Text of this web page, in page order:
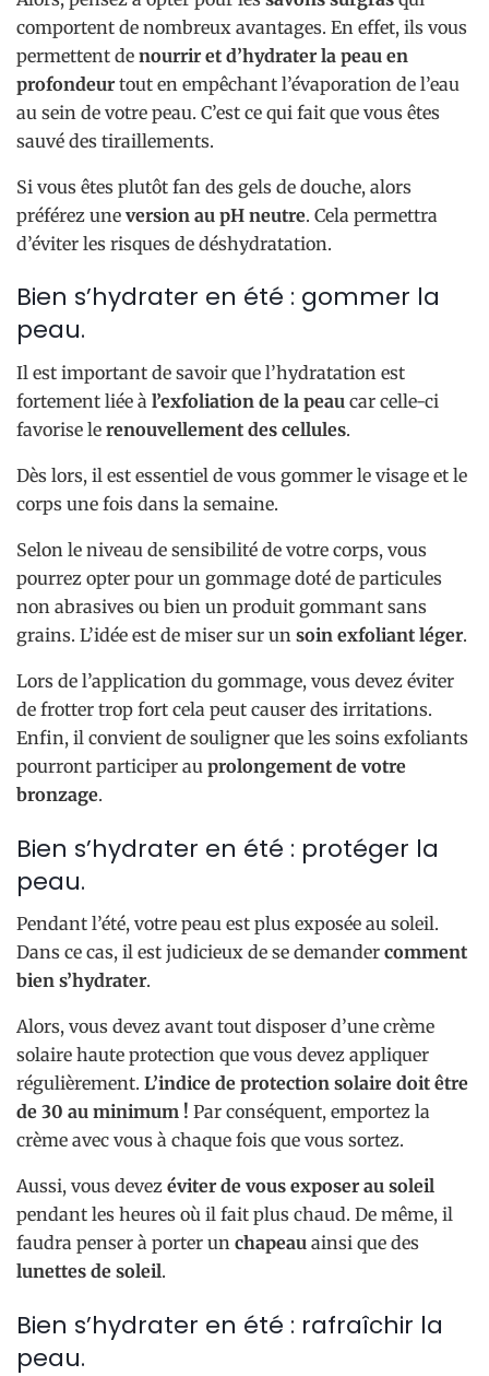
comportent de nombreux avantages. En effet, ils vous
permettent de nourrir et d’hydrater la peau en
profondeur tout en empêchant l’évaporation de l’eau
au sein de votre peau. C’est ce qui fait que vous êtes
sauvé des tiraillements.
Si vous êtes plutôt fan des gels de douche, alors
préférez une version au pH neutre. Cela permettra
d’éviter les risques de déshydratation.
Bien s’hydrater en été : gommer la
peau.
Il est important de savoir que l’hydratation est
fortement liée à l’exfoliation de la peau car celle-ci
favorise le renouvellement des cellules.
Dès lors, il est essentiel de vous gommer le visage et le
corps une fois dans la semaine.
Selon le niveau de sensibilité de votre corps, vous
pourrez opter pour un gommage doté de particules
non abrasives ou bien un produit gommant sans
grains. L’idée est de miser sur un soin exfoliant léger.
Lors de l’application du gommage, vous devez éviter
de frotter trop fort cela peut causer des irritations.
Enfin, il convient de souligner que les soins exfoliants
pourront participer au prolongement de votre
bronzage.
Bien s’hydrater en été : protéger la
peau.
Pendant l’été, votre peau est plus exposée au soleil.
Dans ce cas, il est judicieux de se demander comment
bien s’hydrater.
Alors, vous devez avant tout disposer d’une crème
solaire haute protection que vous devez appliquer
régulièrement. L’indice de protection solaire doit être
de 30 au minimum ! Par conséquent, emportez la
crème avec vous à chaque fois que vous sortez.
Aussi, vous devez éviter de vous exposer au soleil
pendant les heures où il fait plus chaud. De même, il
faudra penser à porter un chapeau ainsi que des
lunettes de soleil.
Bien s’hydrater en été : rafraîchir la
peau.